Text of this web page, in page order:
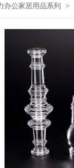
办公家居用品系列 >